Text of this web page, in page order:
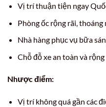
Vị trí thuận tiện ngay
Phòng ốc rộng rãi, thoáng
Nhà hàng phục vụ bữa
Chỗ đỗ xe an toàn và rộng
Nhược điểm:
Vị trí không quá gần các